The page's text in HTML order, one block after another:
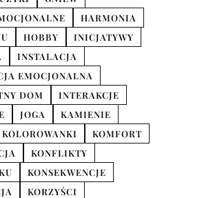
HARMONIA
HOBBY
INICJATYWY
INSTALACJA
EMOCJONALNA
DOM
INTERAKCJE
JOGA
KAMIENIE
KOLOROWANKI
KOMFORT
KONFLIKTY
KONSEKWENCJE
KORZYŚCI